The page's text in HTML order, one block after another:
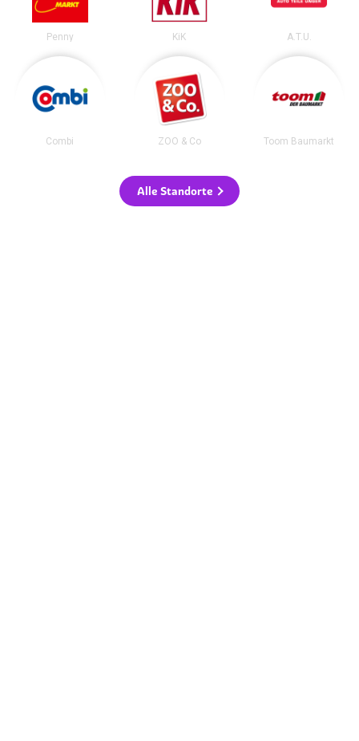
Penny KiK A.T.U.
Combi ZOO & Co Toom Baumarkt
Alle Standorte